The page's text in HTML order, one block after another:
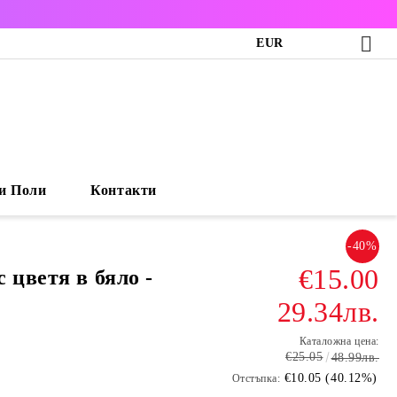
EUR
Поли Контакти
цветя в бяло -
-40%
€15.00
29.34лв.
Каталожна цена:
€25.05 48.99лв.
Отстъпка: €10.05 (40.12%)